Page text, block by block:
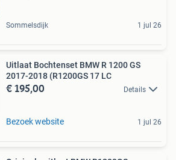
Sommelsdijk 1 jul 26
Uitlaat Bochtenset BMW R 1200 GS
2017-2018 (R1200GS 17 LC
€ 195,00 Details
Bezoek website 1 jul 26